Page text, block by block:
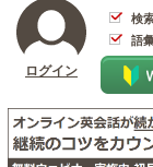
ログイン
検
語